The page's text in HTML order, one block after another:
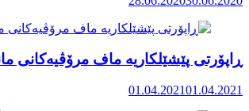
ڕاپۆرتی پێشێلکاریە ماف مرۆڤیەکانی مانگی مارسی ٢٠٢١
01.04.202101.04.2021